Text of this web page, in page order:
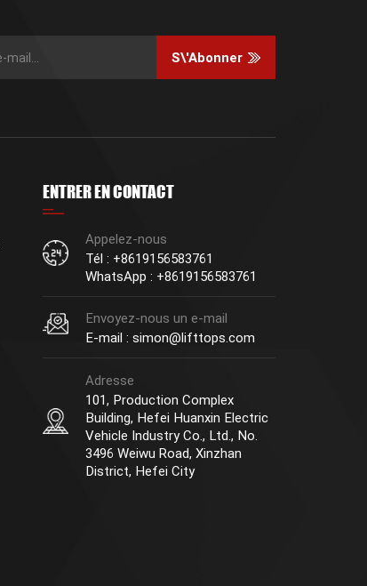
S\'abonner
ENTRER EN CONTACT
Appelez-nous
Tél : +8619156583761
WhatsApp : +8619156583761
Envoyez-nous un e-mail
E-mail : simon@lifttops.com
Adresse
101, Production Complex
Building, Hefei Huanxin Electric
Vehicle Industry Co., Ltd., No.
3496 Weiwu Road, Xinzhan
District, Hefei City